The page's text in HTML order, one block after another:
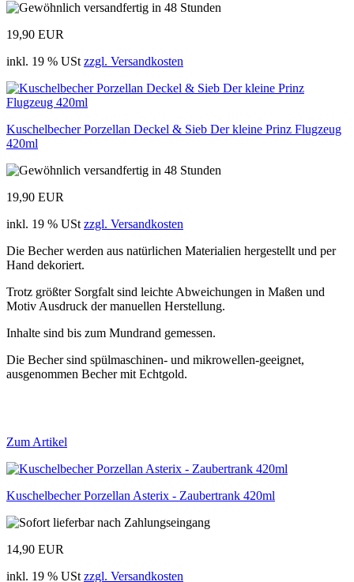
19,90 EUR
inkl. 19 % USt zzgl. Versandkosten
Kuschelbecher Porzellan Deckel & Sieb Der kleine Prinz Flugzeug
420ml
19,90 EUR
inkl. 19 % USt zzgl. Versandkosten
Die Becher werden aus natürlichen Materialien hergestellt und per
Hand dekoriert.
Trotz größter Sorgfalt sind leichte Abweichungen in Maßen und
Motiv Ausdruck der manuellen Herstellung.
Inhalte sind bis zum Mundrand gemessen.
Die Becher sind spülmaschinen- und mikrowellen-geeignet,
ausgenommen Becher mit Echtgold.
Zum Artikel
Kuschelbecher Porzellan Asterix - Zaubertrank 420ml
14,90 EUR
inkl. 19 % USt zzgl. Versandkosten